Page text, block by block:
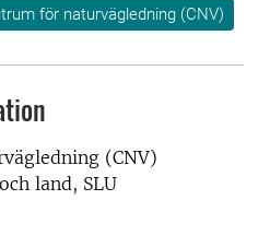
för naturvägledning (CNV)
(CNV)
land, SLU